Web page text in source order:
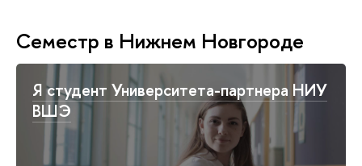
Семестр в Нижнем Новгороде
Я студент Университета-партнера НИУ
ВШЭ